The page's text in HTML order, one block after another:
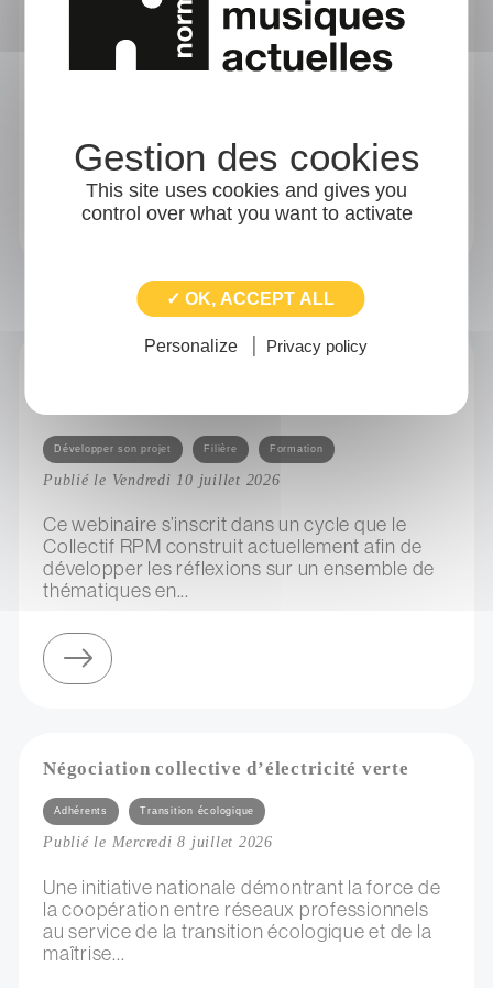
Dans la Seine-Maritime, le
jeudi 28 mars de 14h30 à
Lieu : Salle Les Galets / Boulevard Nelson
Mandela / Fécamp
covoiturage
Les derniers focus
Webinaire du collectif RPM : Les enjeux de
Catégories
Développer son projet Filière Formation
Publié le Vendredi 10 juillet 2026
Ce webinaire s’inscrit dans un cycle que le
Collectif RPM construit actuellement afin de
développer les réflexions sur un ensemble de
thématiques en...
Négociation collective d’électricité verte
Catégories
Adhérents Transition écologique
Publié le Mercredi 8 juillet 2026
Une initiative nationale démontrant la force de
la coopération entre réseaux professionnels
au service de la transition écologique et de la
maîtrise...
This site uses cookies and gives you
control over what you want to activate
✓ OK, ACCEPT ALL
Personalize Privacy policy